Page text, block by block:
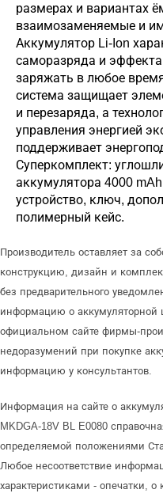
размерах и вариантах
взаимозаменяемые и
Аккумулятор Li-Ion
саморазряда и
заряжать в любое
система защищает
и перезаряда, а
управления энергией
поддерживает
Суперкомплект:
аккумулятора 4000
устройство, ключ,
полимерный кейс.
Производитель оставляет за
конструкцию, дизайн и
без предварительного
информацию о
официальном сайте фирмы-
недоразумений при покупке
информацию у консультантов.
Информация на сайте о
MKDGA-18V BL E0080
определяемой положениями
Любое несоответствие
характеристиками - опечатки,